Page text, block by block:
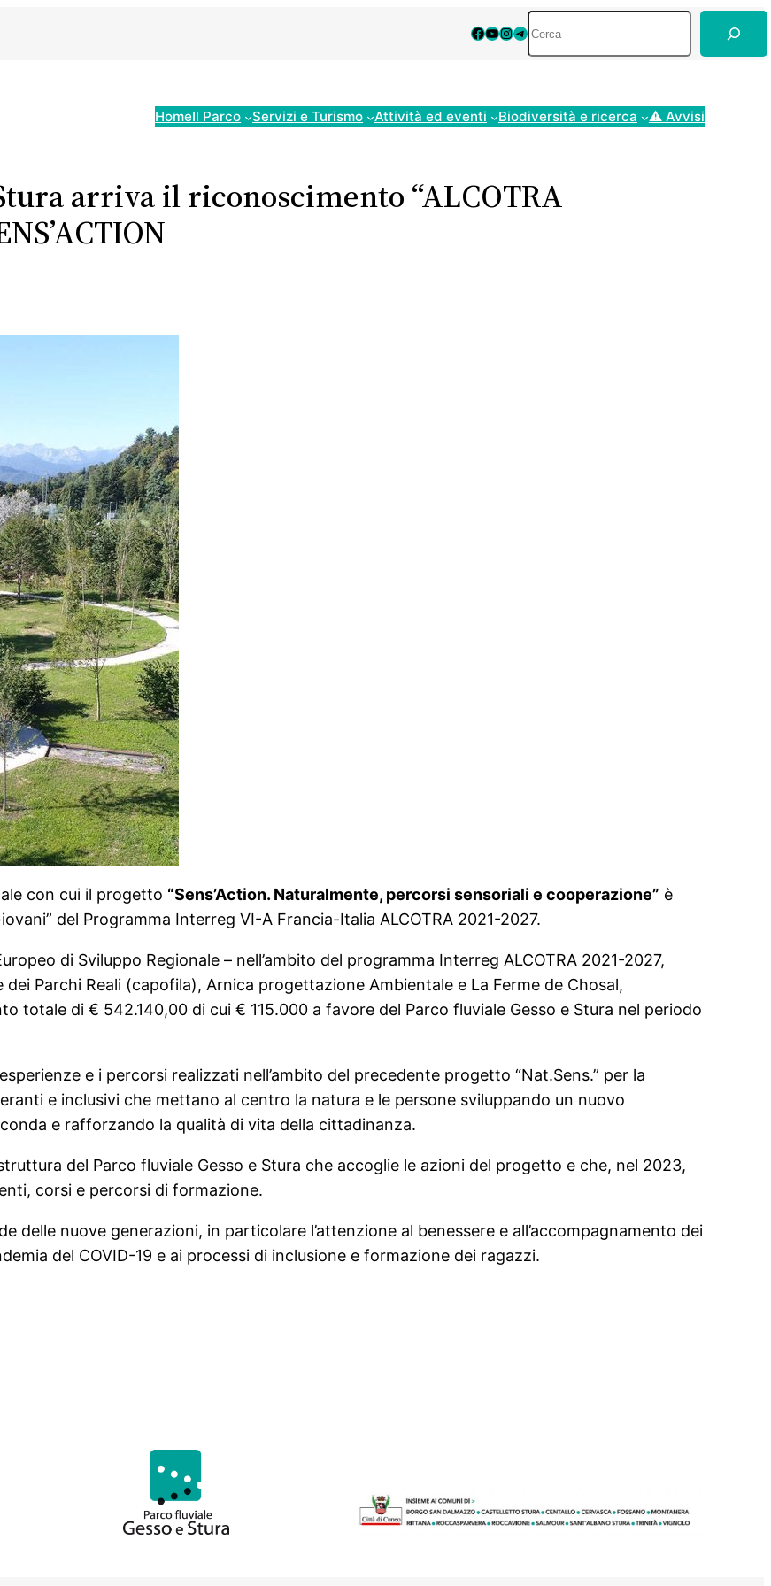
Facebook
YouTube
Instagram
Telegram
HomeIl Parco Servizi e Turismo Attività ed eventi Biodiversità e ricerca ⚠ Avvisi
arriva il riconoscimento “ALCOTRA
con cui il progetto “Sens’Action. Naturalmente, percorsi sensoriali e cooperazione” è
del Programma Interreg VI-A Francia-Italia ALCOTRA 2021-2027.
di Sviluppo Regionale – nell’ambito del programma Interreg ALCOTRA 2021-2027,
Parchi Reali (capofila), Arnica progettazione Ambientale e La Ferme de Chosal,
totale di € 542.140,00 di cui € 115.000 a favore del Parco fluviale Gesso e Stura nel periodo
e i percorsi realizzati nell’ambito del precedente progetto “Nat.Sens.” per la
e inclusivi che mettano al centro la natura e le persone sviluppando un nuovo
e rafforzando la qualità di vita della cittadinanza.
del Parco fluviale Gesso e Stura che accoglie le azioni del progetto e che, nel 2023,
corsi e percorsi di formazione.
delle nuove generazioni, in particolare l’attenzione al benessere e all’accompagnamento dei
del COVID-19 e ai processi di inclusione e formazione dei ragazzi.